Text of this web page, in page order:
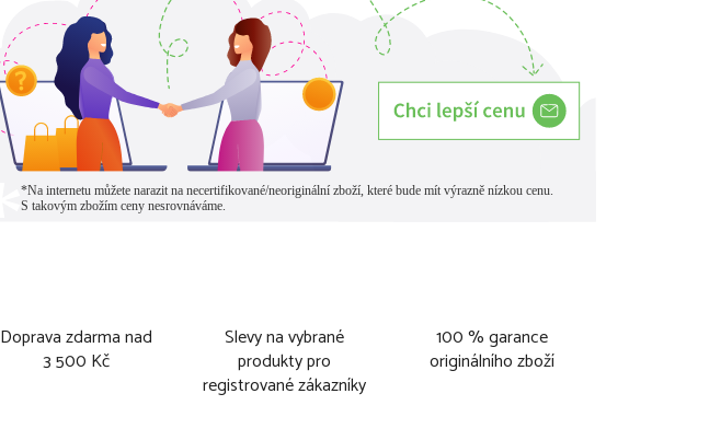
Doprava zdarma nad
3 500 Kč
Slevy na vybrané
produkty pro
registrované zákazníky
100 % garance
originálního zboží